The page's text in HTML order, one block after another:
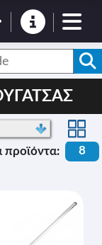
προϊόντα: 8